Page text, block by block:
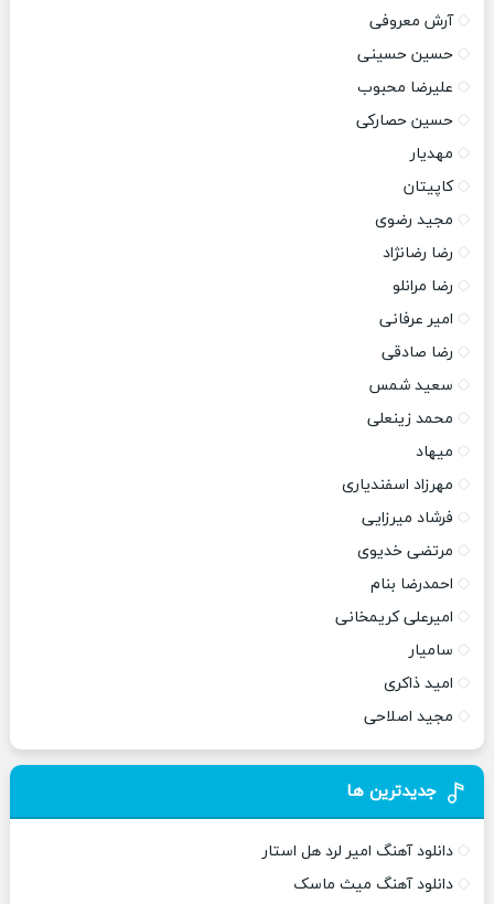
آرش معروفی
حسین حسینی
علیرضا محبوب
حسین حصارکی
مهدیار
کاپیتان
مجید رضوی
رضا رضانژاد
رضا مرانلو
امیر عرفانی
رضا صادقی
سعید شمس
محمد زینعلی
میهاد
مهرزاد اسفندیاری
فرشاد میرزایی
مرتضی خدیوی
احمدرضا بنام
امیرعلی کریمخانی
سامیار
امید ذاکری
مجید اصلاحی
جدیدترین ها
دانلود آهنگ امیر لرد هل استار
دانلود آهنگ میث ماسک